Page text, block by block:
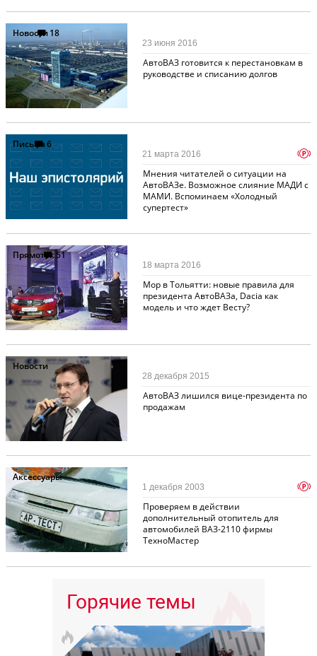
Новости18
АвтоВАЗ готовится к перестановкам в
руководстве и списанию долгов
23 июня 2016
Письма6
Мнения читателей о ситуации на
АвтоВАЗе. Возможное слияние МАДИ с
МАМИ. Вспоминаем «Холодный
супертест»
21 марта 2016 p
Прямоток51
Мор в Тольятти: новые правила для
президента АвтоВАЗа, Dacia как
модель и что ждет Весту?
18 марта 2016
Новости
АвтоВАЗ лишился вице-президента по
продажам
28 декабря 2015
Аксессуары
Проверяем в действии
дополнительный отопитель для
автомобилей ВАЗ-2110 фирмы
ТехноМастер
1 декабря 2003 p
Горячие темы